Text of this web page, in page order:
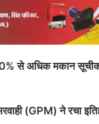
से अधिक मकान
(GPM) ने रचा